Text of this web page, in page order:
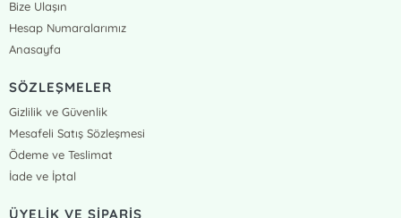
Bize Ulaşın
Hesap Numaralarımız
Anasayfa
SÖZLEŞMELER
Gizlilik ve Güvenlik
Mesafeli Satış Sözleşmesi
Ödeme ve Teslimat
İade ve İptal
ÜYELİK VE SİPARİŞ